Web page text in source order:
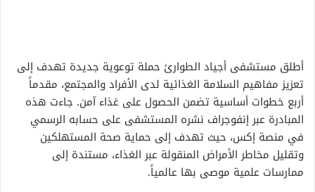
أطلق مستشفى أجياد الطوارئ حملة توعوية جديدة تهدف إلى
تعزيز مفاهيم السلامة الغذائية لدى الأفراد والمجتمع، مقدماً
أربع خطوات أساسية تضمن الحصول على غذاء آمن. جاءت هذه
المبادرة عبر إنفوجراف نشره المستشفى على حسابه الرسمي
في منصة إكس، حيث تهدف إلى حماية صحة المستهلكين
وتقليل مخاطر الأمراض المنقولة عبر الغذاء، مستندة إلى
ممارسات علمية موصى بها عالمياً.